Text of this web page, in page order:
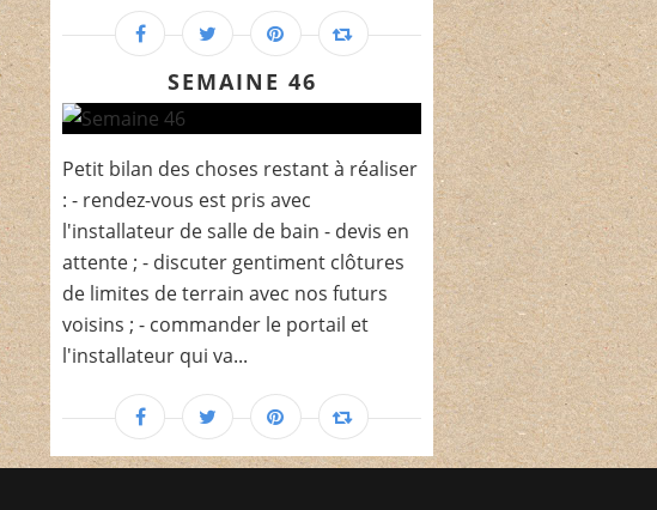
SEMAINE 46
Petit bilan des choses restant à réaliser
: - rendez-vous est pris avec
l'installateur de salle de bain - devis en
attente ; - discuter gentiment clôtures
de limites de terrain avec nos futurs
voisins ; - commander le portail et
l'installateur qui va...